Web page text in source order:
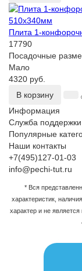
Плита 1-
17790
Посадочные
Мало
4320 руб.
В корзину
Информация
Служба поддержки
Популярные
Наши контакты
+7(495)127-01-03
info@pechi-tut.ru
* Вся
характеристик,
характер и не